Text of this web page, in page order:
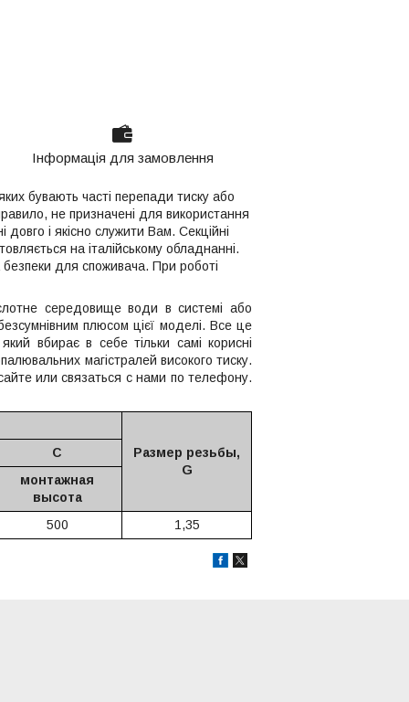
Інформація для замовлення
бувають часті перепади тиску або
не призначені для використання
довго і якісно служити Вам. Секційні
на італійському обладнанні.
безпеки для споживача. При роботі
середовище води в системі або
плюсом цієї моделі. Все це
вбирає в себе тільки самі корисні
магістралей високого тиску.
или связаться с нами по телефону.
Размер резьбы,
G
C
монтажная
высота
500
1,35